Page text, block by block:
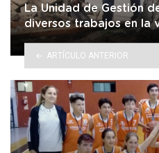
La Unidad de Gestión
diversos trabajos en la
ARTÍCULO ANTERIOR